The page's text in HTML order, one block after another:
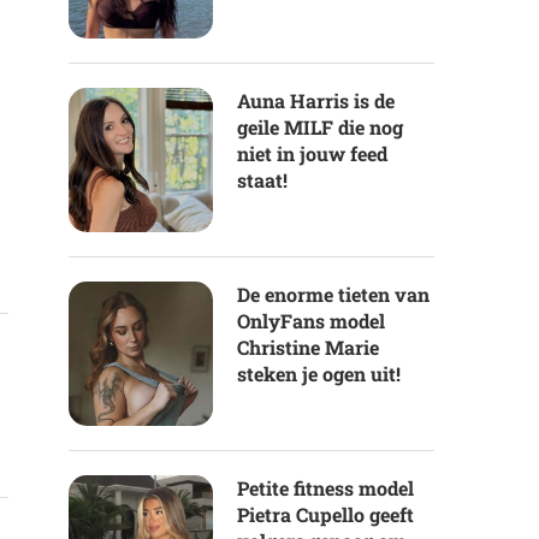
Auna Harris is de
geile MILF die nog
niet in jouw feed
staat!
De enorme tieten van
OnlyFans model
Christine Marie
steken je ogen uit!
Petite fitness model
Pietra Cupello geeft